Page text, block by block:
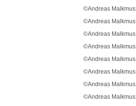
©Andreas Malkmus
©Andreas Malkmus
©Andreas Malkmus
©Andreas Malkmus
©Andreas Malkmus
©Andreas Malkmus
©Andreas Malkmus
©Andreas Malkmus